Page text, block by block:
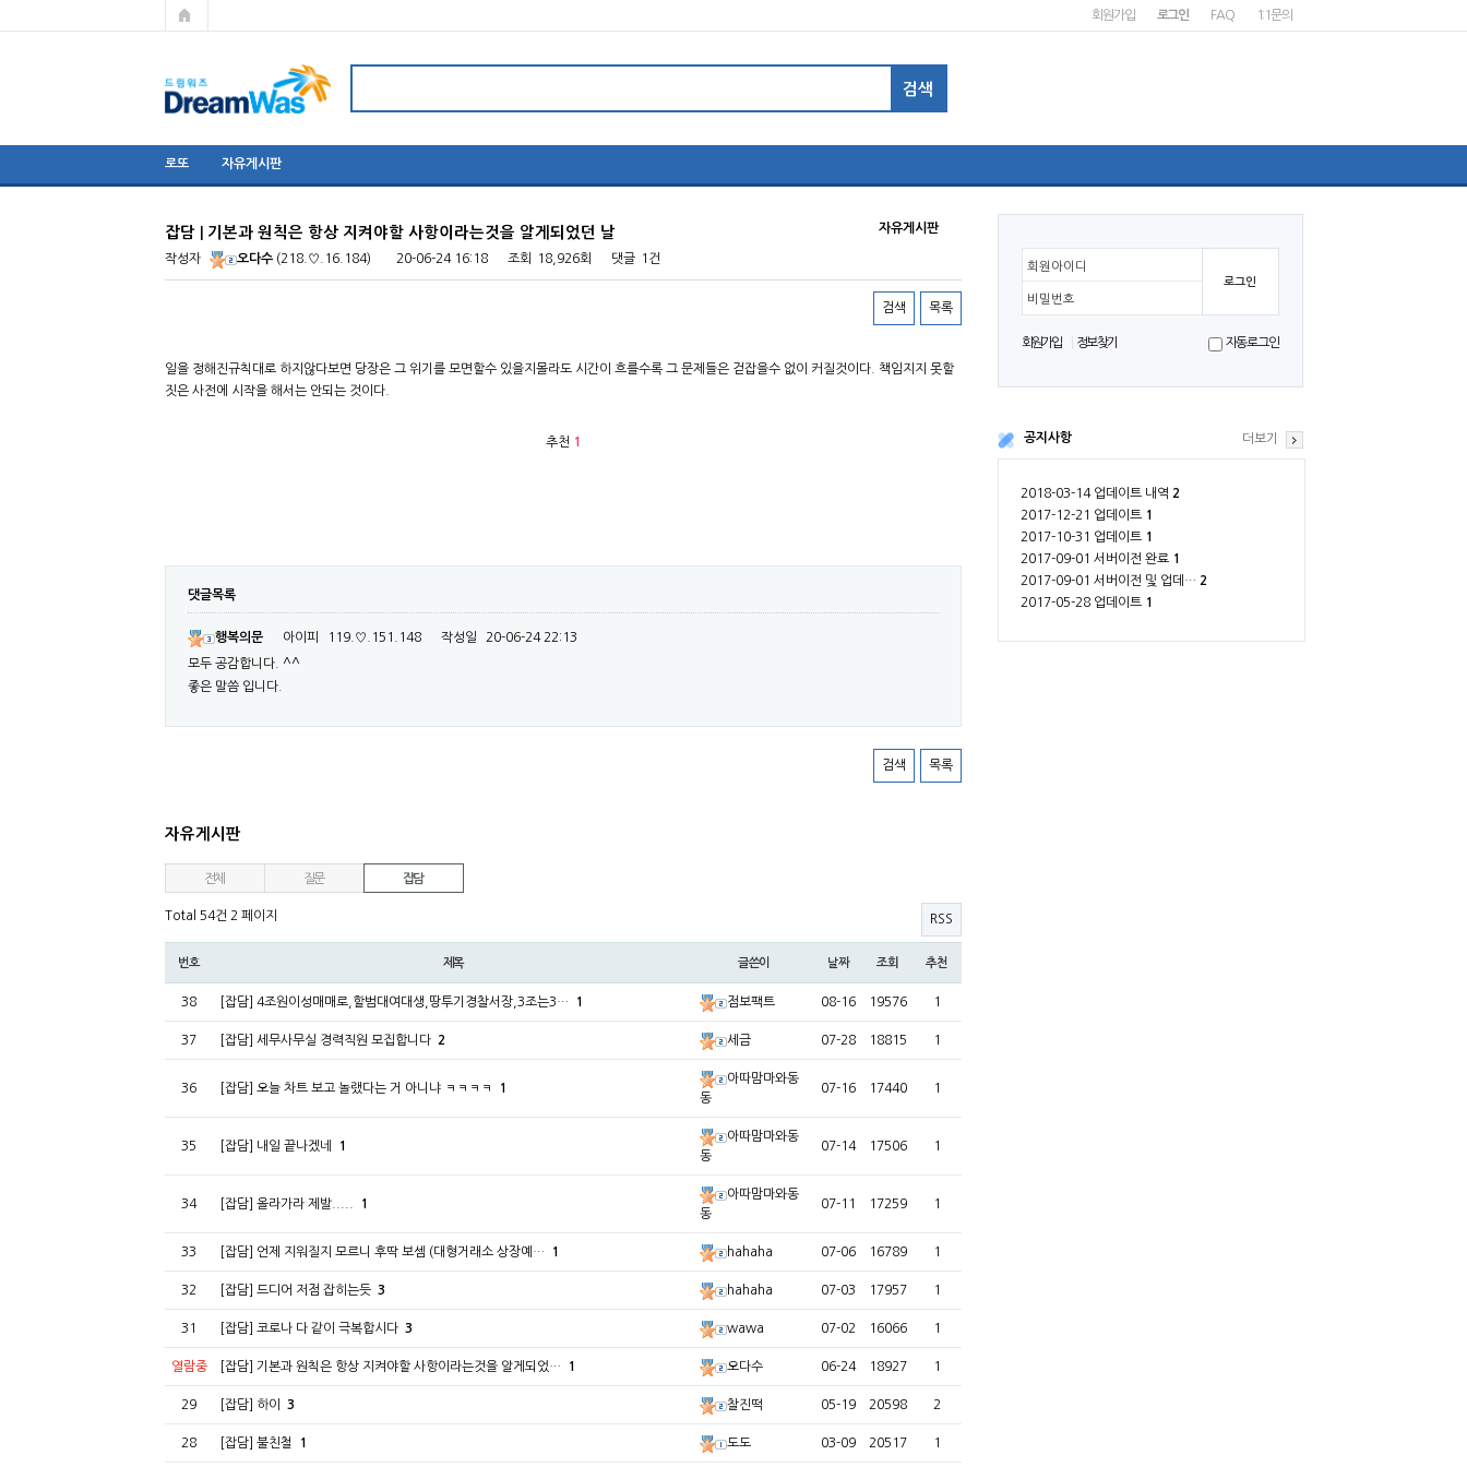
회원가입 로그인 FAQ 1:1문의
로또 자유게시판
회원아이디
비밀번호
회원가입 정보찾기 자동로그인
공지사항
2018-03-14 업데이트 내역 2
2017-12-21 업데이트 1
2017-10-31 업데이트 1
2017-09-01 서버이전 완료 1
2017-09-01 서버이전 및 업데… 2
2017-05-28 업데이트 1
더보기
자유게시판
잡담 | 기본과 원칙은 항상 지켜야할 사항이라는것을 알게되었던 날
작성자 오다수(218.♡.16.184) 20-06-24 16:18 조회 18,926회 댓글 1건
검색 목록
일을 정해진규칙대로 하지않다보면 당장은 그 위기를 모면할수 있을지몰라도 시간이 흐를수록 그 문제들은 걷잡을수 없이 커질것이다. 책임지지 못할
짓은 사전에 시작을 해서는 안되는 것이다.
추천 1
댓글목록
행복의문 아이피 119.♡.151.148 작성일
20-06-24 22:13
모두 공감합니다. ^^
좋은 말씀 입니다.
검색 목록
자유게시판
전체 질문 잡담
Total 54건 2 페이지 RSS
번호 제목 글쓴이 날짜 조회 추천
38 [잡담] 4조원이성매매로,할범대여대생,땅투기경찰서장,3조는3… 1 점보팩트 08-16 19576 1
37 [잡담] 세무사무실 경력직원 모집합니다 2 세금 07-28 18815 1
36 [잡담] 오늘 차트 보고 놀랬다는 거 아니냐 ㅋㅋㅋㅋ 1
아따맘마와동
동
07-16 17440 1
35 [잡담] 내일 끝나겠네 1
아따맘마와동
동
07-14 17506 1
34 [잡담] 올라가라 제발..... 1
아따맘마와동
동
07-11 17259 1
33 [잡담] 언제 지워질지 모르니 후딱 보셈 (대형거래소 상장예… 1 hahaha 07-06 16789 1
32 [잡담] 드디어 저점 잡히는듯 3 hahaha 07-03 17957 1
31 [잡담] 코로나 다 같이 극복합시다 3 wawa 07-02 16066 1
열람중 [잡담] 기본과 원칙은 항상 지켜야할 사항이라는것을 알게되었… 1 오다수 06-24 18927 1
29 [잡담] 하이 3 찰진떡 05-19 20598 2
28 [잡담] 불친철 1 도도 03-09 20517 1